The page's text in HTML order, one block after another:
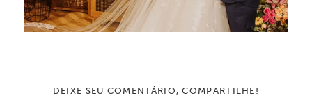
DEIXE SEU COMENTÁRIO, COMPARTILHE!